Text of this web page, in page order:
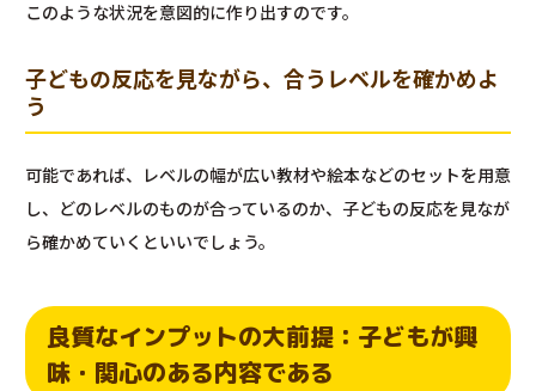
このような状況を意図的に作り出すのです。
子どもの反応を見ながら、合うレベルを確かめよ
う
可能であれば、レベルの幅が広い教材や絵本などのセットを用意
し、どのレベルのものが合っているのか、子どもの反応を見なが
ら確かめていくといいでしょう。
良質なインプットの大前提：子どもが興
味・関心のある内容である